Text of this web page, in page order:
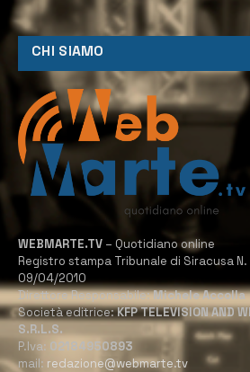
CHI SIAMO
WEBMARTE.TV – Quotidiano online
Registro stampa Tribunale di Siracusa N.
09/04/2010
Direttore Responsabile:Michele Accolla
Società editrice:KFP TELEVISION AND
S.R.L.S.
P.Iva: 02184950893
mail: redazione@webmarte.tv